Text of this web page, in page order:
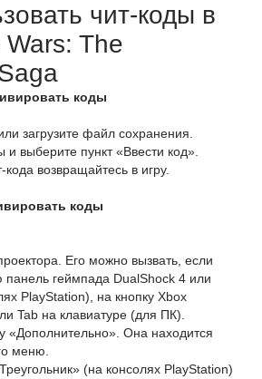
чит-коды в
The
коды
загрузите файл сохранения.
выберите пункт «Ввести код».
возвращайтесь в игру.
коды
Его можно вызвать, если
панель геймпада DualShock 4 или
PlayStation), на кнопку Xbox
Tab на клавиатуре (для ПК).
«Дополнительно». Она находится
меню.
(на консолях PlayStation)